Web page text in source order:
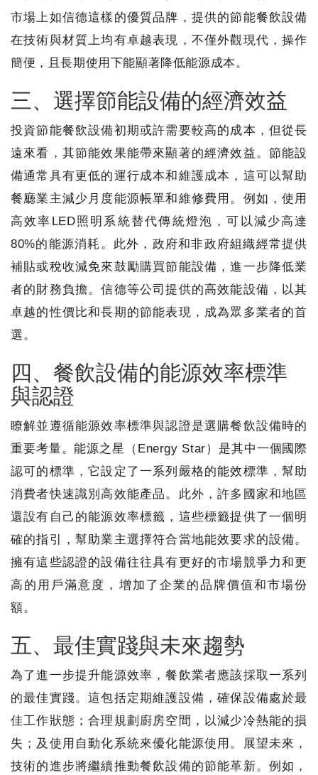
市場上如信德這樣的優質品牌，提供的節能餐飲設備
在技術與材質上均有卓越表現，不僅外觀現代，操作
簡便，且長期使用下能顯著降低能源成本。
三、選擇節能設備的經濟效益
投資節能餐飲設備初期或許需要較高的成本，但從長
遠來看，其節能效果能帶來顯著的經濟效益。節能設
備通常具有更低的運行成本和維護成本，這可以幫助
餐廳業主減少月度能源帳單和維修費用。例如，使用
高效率LED照明系統替代傳統燈泡，可以減少高達
80%的能源消耗。此外，政府和非政府組織經常提供
補貼或稅收減免來鼓勵購買節能設備，進一步降低業
者的財務負擔。信德等公司提供的高效能設備，以其
卓越的性價比和長期的節能表現，成為眾多業者的首
選。
四、餐飲設備的能源效率標準
與認證
瞭解並遵循能源效率標準與認證是選購餐飲設備時的
重要考量。能源之星（Energy Star）是其中一個國際
認可的標準，它設定了一系列嚴格的能效標準，幫助
消費者快速識別高效能產品。此外，許多國家和地區
還設有自己的能源效率標籤，這些標籤提供了一個明
確的指引，幫助業主選擇符合當地能效要求的設備。
擁有這些認證的設備往往具有更好的市場競爭力和更
高的用戶滿意度，增加了企業的品牌價值和市場份
額。
五、最佳實踐與未來趨勢
為了進一步提升能源效率，餐飲業者應該採取一系列
的最佳實踐。這包括定期維護設備，確保設備處於最
佳工作狀態；合理規劃廚房空間，以減少冷熱能的損
失；及使用自動化系統來優化能源使用。展望未來，
技術的進步將繼續推動餐飲設備的節能革新。例如，